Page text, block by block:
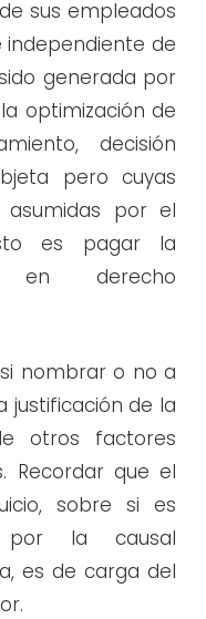
sus empleados
independiente de
generada por
optimización de
decisión
pero cuyas
asumidas por el
es pagar la
en derecho
nombrar o no a
justificación de la
otros factores
Recordar que el
sobre si es
por la causal
es de carga del